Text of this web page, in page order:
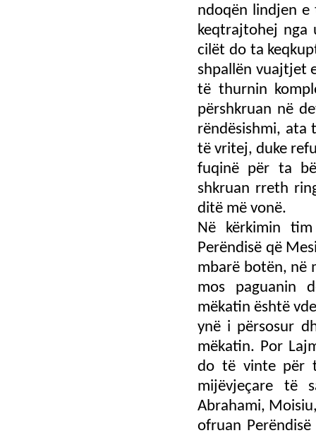
ndoqën lindjen
keqtrajtohej nga
cilët do ta
shpallën vuajtjet
të thurnin
përshkruan në
rëndësishmi, ata
të vritej, duke
fuqinë për ta
shkruan rreth
ditë më vonë.
Në kërkimin
Perëndisë që
mbarë botën, në
mos paguanin
mëkatin është
ynë i përsosur
mëkatin. Por
do të vinte për
mijëvjeçare të
Abrahami,
ofruan